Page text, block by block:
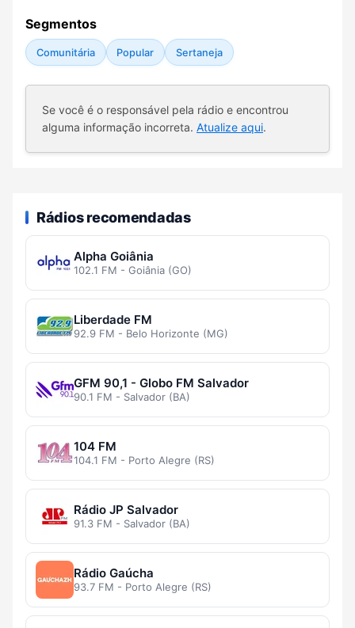
Segmentos
Comunitária Popular Sertaneja
Se você é o responsável pela rádio e encontrou
alguma informação incorreta. Atualize aqui.
Rádios recomendadas
Alpha Goiânia
102.1 FM - Goiânia (GO)
Liberdade FM
92.9 FM - Belo Horizonte (MG)
GFM 90,1 - Globo FM Salvador
90.1 FM - Salvador (BA)
104 FM
104.1 FM - Porto Alegre (RS)
Rádio JP Salvador
91.3 FM - Salvador (BA)
Rádio Gaúcha
93.7 FM - Porto Alegre (RS)